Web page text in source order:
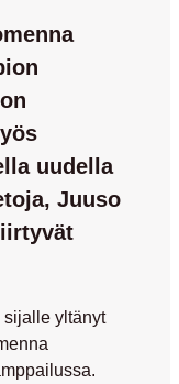
uudella
Juuso
yltänyt